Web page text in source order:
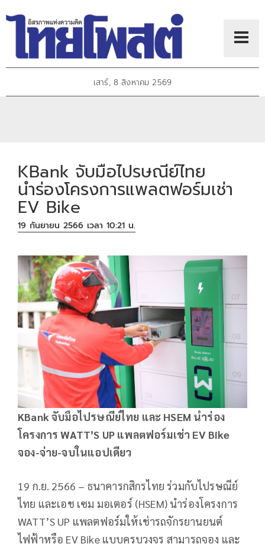
เสาร์, 8 สิงหาคม 2569
KBank จับมือไปรษณีย์ไทย
นำร่องโครงการแพลตฟอร์มเช่า
EV Bike
19 กันยายน 2566 เวลา 10:21 น.
KBank จับมือไปรษณีย์ไทย และ HSEM นำร่อง
โครงการ WATT’S UP แพลตฟอร์มเช่า EV Bike
จอง-จ่าย-จบในแอปเดียว
19 ก.ย. 2566 – ธนาคารกสิกรไทย ร่วมกับไปรษณีย์
ไทย และเอช เซม มอเตอร์ (HSEM) นำร่องโครงการ
WATT’S UP แพลตฟอร์มให้เช่ารถจักรยานยนต์
ไฟฟ้าหรือ EV Bike แบบครบวงจร สามารถจอง และ